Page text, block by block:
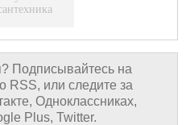
Подписывайтесь на
RSS, или следите за
Одноклассниках,
Plus, Twitter.